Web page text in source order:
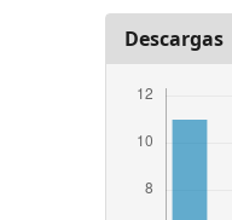
Descargas